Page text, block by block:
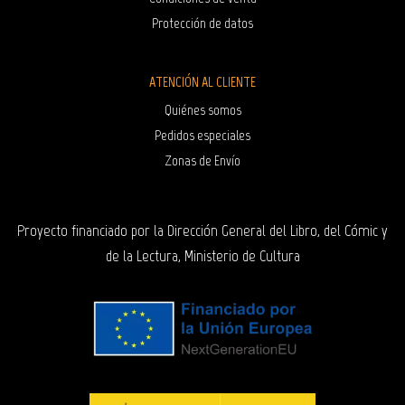
Protección de datos
ATENCIÓN AL CLIENTE
Quiénes somos
Pedidos especiales
Zonas de Envío
Proyecto financiado por la Dirección General del Libro, del Cómic y
de la Lectura, Ministerio de Cultura